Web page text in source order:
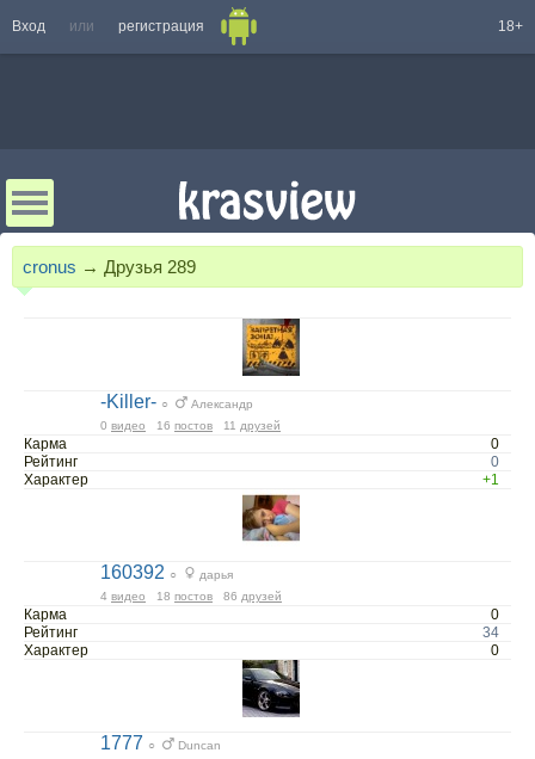
Вход или регистрация 18+
cronus → Друзья 289
-Killer- ○
Александр
0 видео 16 постов 11 друзей
Карма
0
Рейтинг
0
Характер
+1
160392 ○
дарья
4 видео 18 постов 86 друзей
Карма
0
Рейтинг
34
Характер
0
1777 ○
Duncan